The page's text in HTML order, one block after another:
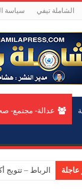
الشاملة تيفي سياسة
عدالة- مجتمع-
عاجلة الرباط –